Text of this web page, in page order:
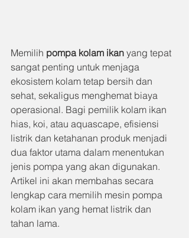
Memilih pompa kolam ikan yang tepat
sangat penting untuk menjaga
ekosistem kolam tetap bersih dan
sehat, sekaligus menghemat biaya
operasional. Bagi pemilik kolam ikan
hias, koi, atau aquascape, efisiensi
listrik dan ketahanan produk menjadi
dua faktor utama dalam menentukan
jenis pompa yang akan digunakan.
Artikel ini akan membahas secara
lengkap cara memilih mesin pompa
kolam ikan yang hemat listrik dan
tahan lama.